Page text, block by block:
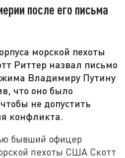
после его письма
морской пехоты
Риттер назвал письмо
Владимиру Путину
что оно было
не допустить
конфликта.
бывший офицер
пехоты США Скотт